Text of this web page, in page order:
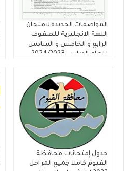
المواصفات الجديدة لامتحان
اللغة الانجليزية للصفوف
الرابع و الخامس و السادس
للعام الدراسي 2024/2023
جدول إمتحانات محافظة
الفيوم كاملا جميع المراحل